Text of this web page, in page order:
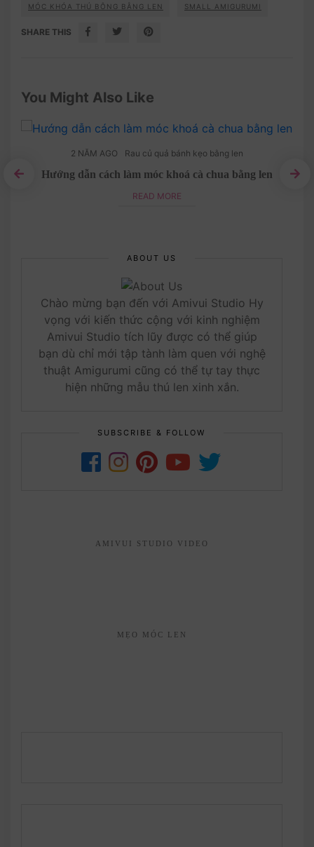
MÓC KHÓA THÚ BÔNG BẰNG LEN SMALL AMIGURUMI
SHARE THIS
You Might Also Like
2 NĂM AGO Rau củ quả bánh kẹo bằng len
Hướng dẫn cách làm móc khoá cà chua bằng len
READ MORE
ABOUT US
Chào mừng bạn đến với Amivui Studio Hy
vọng với kiến thức cộng với kinh nghiệm
Amivui Studio tích lũy được có thể giúp
bạn dù chỉ mới tập tành làm quen với nghệ
thuật Amigurumi cũng có thể tự tay thực
hiện những mẫu thú len xinh xắn.
SUBSCRIBE & FOLLOW
AMIVUI STUDIO VIDEO
MẸO MÓC LEN